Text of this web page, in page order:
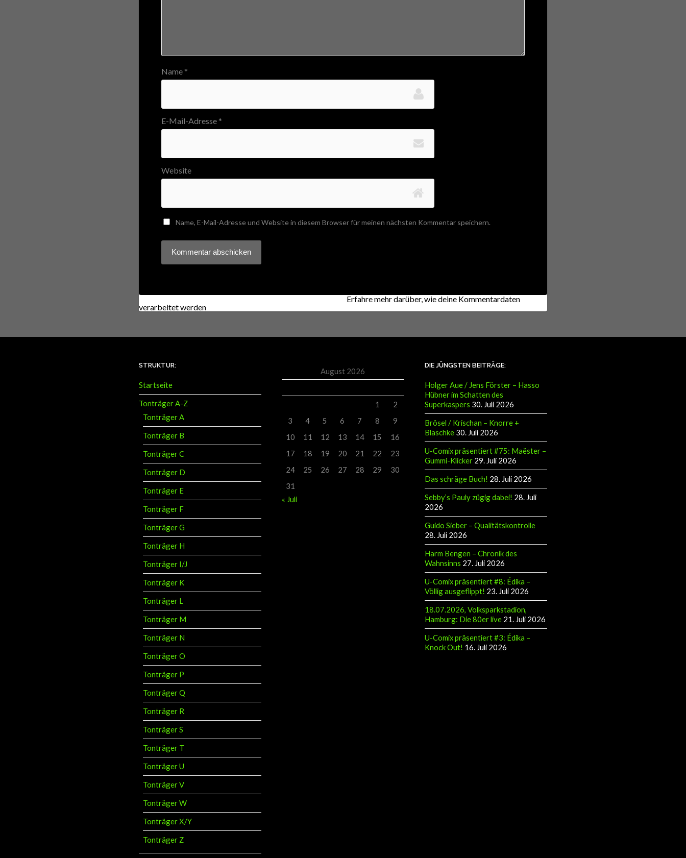
Name *
E-Mail-Adresse *
Website
Name, E-Mail-Adresse und Website in diesem Browser für meinen nächsten Kommentar speichern.
Diese Website verwendet Akismet, um Spam zu reduzieren.Erfahre mehr darüber, wie deine Kommentardaten
verarbeitet werden.
STRUKTUR:
Startseite
Tonträger A-Z
Tonträger A
Tonträger B
Tonträger C
Tonträger D
Tonträger E
Tonträger F
Tonträger G
Tonträger H
Tonträger I/J
Tonträger K
Tonträger L
Tonträger M
Tonträger N
Tonträger O
Tonträger P
Tonträger Q
Tonträger R
Tonträger S
Tonträger T
Tonträger U
Tonträger V
Tonträger W
Tonträger X/Y
Tonträger Z
August 2026
1
2
3
4 5 6 7 8
9
10
11 12 13 14 15
16
17
18 19 20 21 22
23
24
25 26 27 28 29
30
31
« Juli
DIE JÜNGSTEN BEITRÄGE:
Holger Aue / Jens Förster – Hasso
Hübner im Schatten des
Superkaspers 30. Juli 2026
Brösel / Krischan – Knorre +
Blaschke 30. Juli 2026
U-Comix präsentiert #75: Maëster –
Gummi-Klicker 29. Juli 2026
Das schräge Buch! 28. Juli 2026
Sebby’s Pauly zügig dabei! 28. Juli
2026
Guido Sieber – Qualitätskontrolle
28. Juli 2026
Harm Bengen – Chronik des
Wahnsinns 27. Juli 2026
U-Comix präsentiert #8: Édika –
Völlig ausgeflippt! 23. Juli 2026
18.07.2026, Volksparkstadion,
Hamburg: Die 80er live 21. Juli 2026
U-Comix präsentiert #3: Édika –
Knock Out! 16. Juli 2026